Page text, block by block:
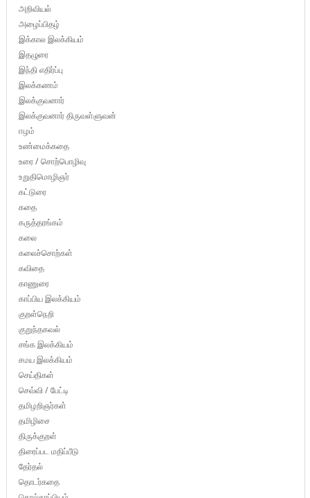
அறிவியல்
அழைப்பிதழ்
இக்கால இலக்கியம்
இதழுரை
இந்தி எதிர்ப்பு
இலக்கணம்
இலக்குவனார்
இலக்குவனார் திருவள்ளுவன்
ஈழம்
உண்மைக்கதை
உரை / சொற்பொழிவு
உறுதிமொழிஞர்
கட்டுரை
கதை
கருத்தரங்கம்
கலை
கலைச்சொற்கள்
கவிதை
காணுரை
காப்பிய இலக்கியம்
குறள்நெறி
குறுந்தகவல்
சங்க இலக்கியம்
சமய இலக்கியம்
செய்திகள்
செவ்வி / பேட்டி
தமிழறிஞர்கள்
தமிழிசை
திருக்குறள்
திரைப்பட மதிப்பீடு
தேர்தல்
தொடர்கதை